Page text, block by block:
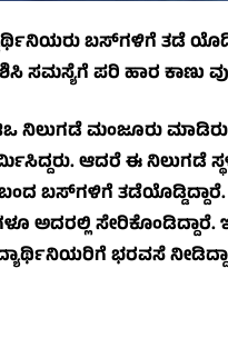
ಬಸ್‌ಗಳಿಗೆ ತಡೆ
ಸಮಸ್ಯೆಗೆ ಪರಿ ಹಾರ ಕಾಣು
ಮಂಜೂರು
ಆದರೆ ಈ ನಿಲುಗಡೆ
ಬಸ್‌ಗಳಿಗೆ
ಅದರಲ್ಲಿ ಸೇರಿಕೊಂಡಿದ್ದಾರೆ.
ಭರವಸೆ